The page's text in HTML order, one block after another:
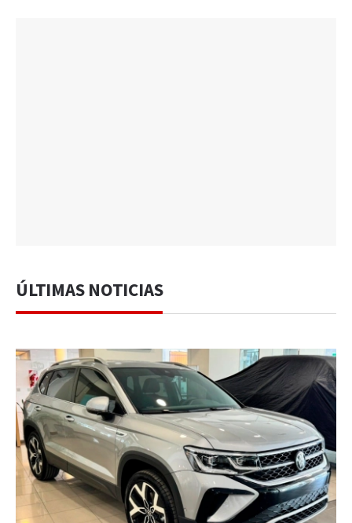
ÚLTIMAS NOTICIAS